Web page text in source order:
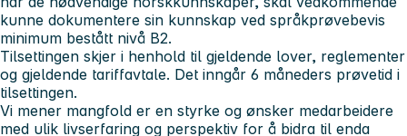
kunne dokumentere sin kunnskap ved språkprøvebevis
minimum bestått nivå B2.
Tilsettingen skjer i henhold til gjeldende lover, reglementer
og gjeldende tariffavtale. Det inngår 6 måneders prøvetid i
tilsettingen.
Vi mener mangfold er en styrke og ønsker medarbeidere
med ulik livserfaring og perspektiv for å bidra til enda